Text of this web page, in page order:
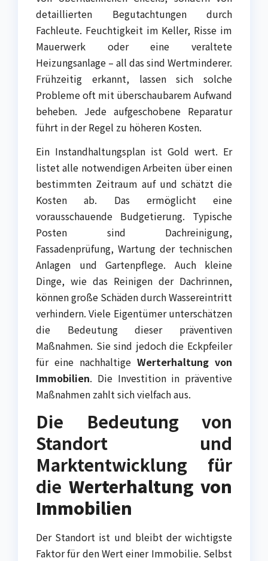
detaillierten Begutachtungen durch
Fachleute. Feuchtigkeit im Keller, Risse im
Mauerwerk oder eine veraltete
Heizungsanlage – all das sind Wertminderer.
Frühzeitig erkannt, lassen sich solche
Probleme oft mit überschaubarem Aufwand
beheben. Jede aufgeschobene Reparatur
führt in der Regel zu höheren Kosten.
Ein Instandhaltungsplan ist Gold wert. Er
listet alle notwendigen Arbeiten über einen
bestimmten Zeitraum auf und schätzt die
Kosten ab. Das ermöglicht eine
vorausschauende Budgetierung. Typische
Posten sind Dachreinigung,
Fassadenprüfung, Wartung der technischen
Anlagen und Gartenpflege. Auch kleine
Dinge, wie das Reinigen der Dachrinnen,
können große Schäden durch Wassereintritt
verhindern. Viele Eigentümer unterschätzen
die Bedeutung dieser präventiven
Maßnahmen. Sie sind jedoch die Eckpfeiler
für eine nachhaltige Werterhaltung von
Immobilien. Die Investition in präventive
Maßnahmen zahlt sich vielfach aus.
Die Bedeutung von
Standort und
Marktentwicklung für
die Werterhaltung von
Immobilien
Der Standort ist und bleibt der wichtigste
Faktor für den Wert einer Immobilie. Selbst